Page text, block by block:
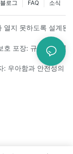
소식
FAQ
블로그
보
열지 못하도록 설계된
할 사항
호 포장: 규제 기준 충
: 우아함과 안전성의